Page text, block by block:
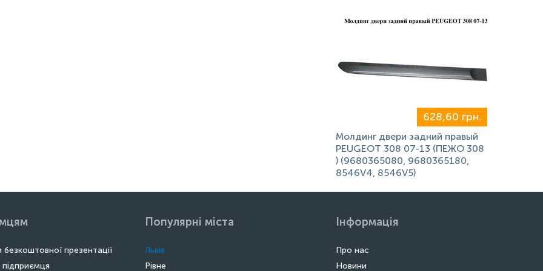
628,60 грн.
Молдинг двери задний правый
PEUGEOT 308 07-13 (ПЕЖО 308
) (9680365080, 9680365180,
8546V4, 8546V5)
безкоштовної презентації
підприємця
Популярні міста
Львів
Рівне
Інформація
Про нас
Новини